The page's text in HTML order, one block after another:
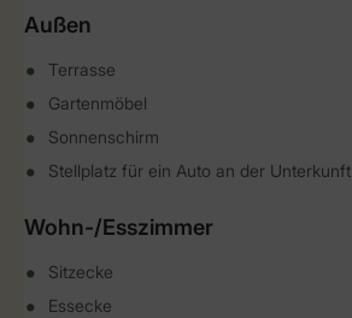
Außen
Terrasse
Gartenmöbel
Sonnenschirm
Stellplatz für ein Auto an der Unterkunft
Wohn-/Esszimmer
Sitzecke
Essecke